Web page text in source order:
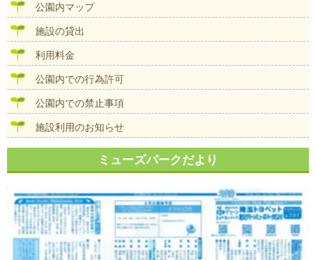
公園内マップ
施設の貸出
利用料金
公園内での行為許可
公園内での禁止事項
施設利用のお知らせ
ミューズパークだより